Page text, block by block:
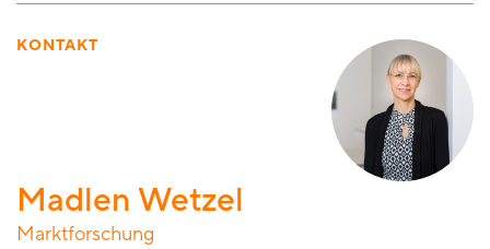
KONTAKT
Madlen Wetzel
Marktforschung